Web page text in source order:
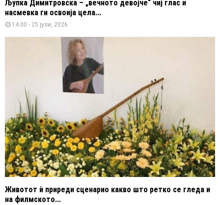
Љупка Димитровска – „вечното девојче“ чиј глас и
насмевка ги освоија цела...
14:00 - 25 јули, 2026
Животот ѝ приреди сценарио какво што ретко се гледа и
на филмското...